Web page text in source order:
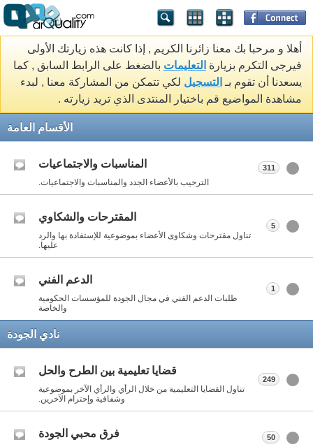
أهلا و مرحبا بك معنا زائرنا الكريم , إذا كانت هذه زيارتك الأولى
فيرجى التكرم بزيارة التعليمات بالضغط على الرابط السابق , كما
يسعدنا أن تقوم بـ التسجيل لكي تتمكن من المشاركة معنا , لبدء
مشاهدة المواضيع قم باختيار المنتدى الذي تريد زيارته .
الأقسام العامة
المناسبات والاجتماعيات
الترحيب بالأعضاء الجدد والمناسبات والاجتماعيات.
311
المقترحات والشكاوي
تناول مقترحات وشكاوى الأعضاء بموضوعية للإستفادة بها والرد
عليها.
5
الدعم الفني
طلبات الدعم الفني في مجال الجودة للمؤسسات الحكومية
والخاصة
1
نادي الجودة
قضايا تعليمية بين الطرح والحل
تناول القضايا التعليمية من خلال الرأي والرأي الآخر بموضوعية
وشفافية وإحترام الآخرين.
249
فرق محبي الجودة 50